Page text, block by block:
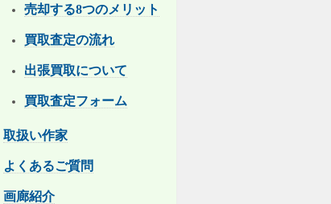
売却する8つのメリット
買取査定の流れ
出張買取について
買取査定フォーム
取扱い作家
よくあるご質問
画廊紹介